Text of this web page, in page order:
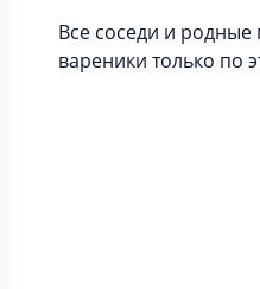
Все соседи и родные
вареники только по